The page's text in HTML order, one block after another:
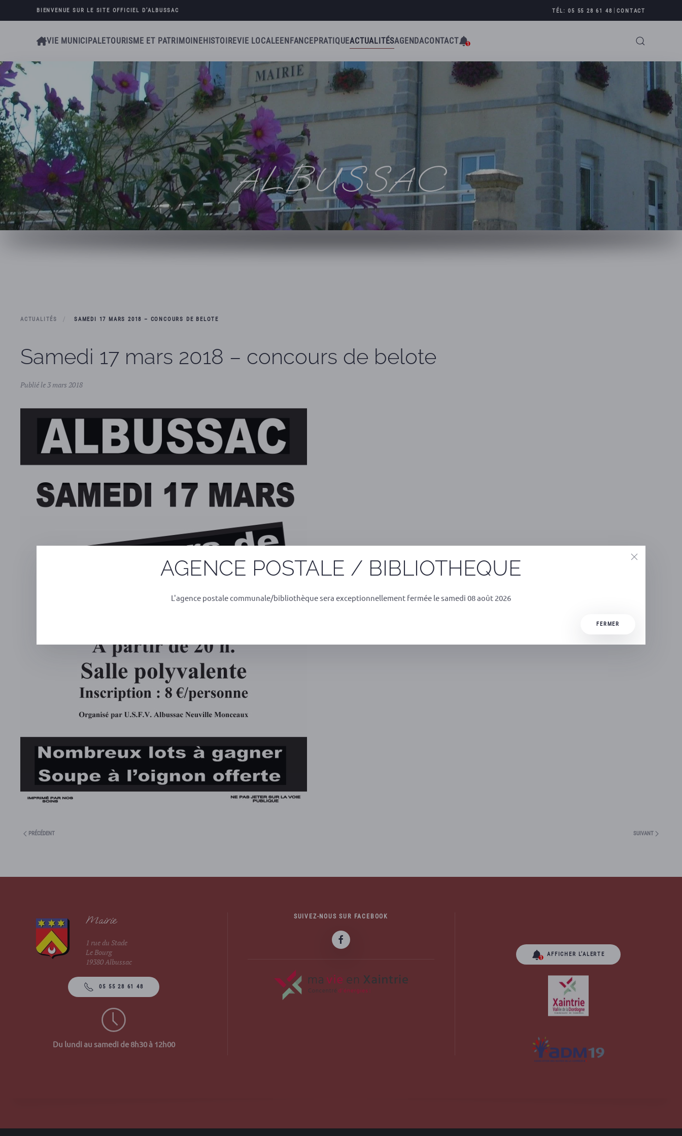
Skip to main content
BIENVENUE SUR LE SITE OFFICIEL D’ALBUSSAC TÉL: 05 55 28 61 48 |CONTACT
VIE MUNICIPALETOURISME ET PATRIMOINEHISTOIREVIE LOCALEENFANCEPRATIQUEACTUALITÉSAGENDACONTACT
ALBUSSAC
ACTUALITÉS SAMEDI 17 MARS 2018 – CONCOURS DE BELOTE
Samedi 17 mars 2018 – concours de belote
Publié le 3 mars 2018
PRÉCÉDENT SUIVANT
Mairie
1 rue du Stade
Le Bourg
19380 Albussac
05 55 28 61 48
Du lundi au samedi de 8h30 à 12h00
SUIVEZ-NOUS SUR FACEBOOK
AFFICHER L’ALERTE
AGENCE POSTALE / BIBLIOTHEQUE
L'agence postale communale/bibliothèque sera exceptionnellement fermée le samedi 08 août 2026
FERMER